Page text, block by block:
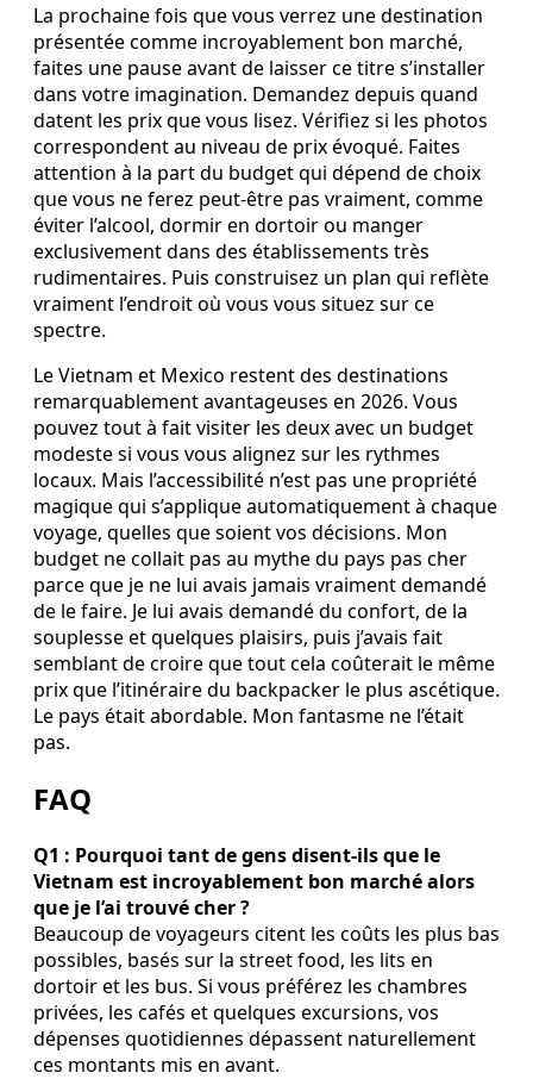
La prochaine fois que vous verrez une destination
présentée comme incroyablement bon marché,
faites une pause avant de laisser ce titre s’installer
dans votre imagination. Demandez depuis quand
datent les prix que vous lisez. Vérifiez si les photos
correspondent au niveau de prix évoqué. Faites
attention à la part du budget qui dépend de choix
que vous ne ferez peut-être pas vraiment, comme
éviter l’alcool, dormir en dortoir ou manger
exclusivement dans des établissements très
rudimentaires. Puis construisez un plan qui reflète
vraiment l’endroit où vous vous situez sur ce
spectre.
Le Vietnam et Mexico restent des destinations
remarquablement avantageuses en 2026. Vous
pouvez tout à fait visiter les deux avec un budget
modeste si vous vous alignez sur les rythmes
locaux. Mais l’accessibilité n’est pas une propriété
magique qui s’applique automatiquement à chaque
voyage, quelles que soient vos décisions. Mon
budget ne collait pas au mythe du pays pas cher
parce que je ne lui avais jamais vraiment demandé
de le faire. Je lui avais demandé du confort, de la
souplesse et quelques plaisirs, puis j’avais fait
semblant de croire que tout cela coûterait le même
prix que l’itinéraire du backpacker le plus ascétique.
Le pays était abordable. Mon fantasme ne l’était
pas.
FAQ
Q1 : Pourquoi tant de gens disent-ils que le
Vietnam est incroyablement bon marché alors
que je l’ai trouvé cher ?
Beaucoup de voyageurs citent les coûts les plus bas
possibles, basés sur la street food, les lits en
dortoir et les bus. Si vous préférez les chambres
privées, les cafés et quelques excursions, vos
dépenses quotidiennes dépassent naturellement
ces montants mis en avant.